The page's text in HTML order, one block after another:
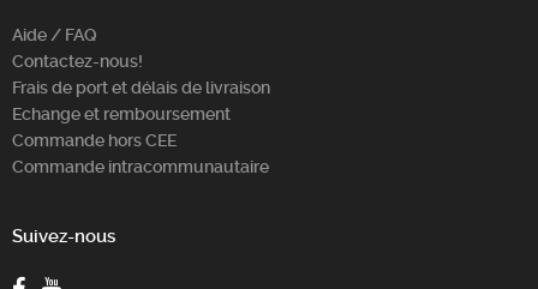
Aide / FAQ
Contactez-nous!
Frais de port et délais de livraison
Echange et remboursement
Commande hors CEE
Commande intracommunautaire
Suivez-nous